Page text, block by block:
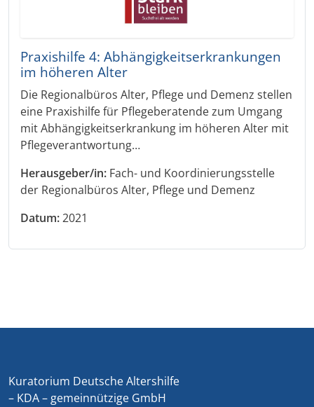
Praxishilfe 4: Abhängigkeitserkrankungen
im höheren Alter
Die Regionalbüros Alter, Pflege und Demenz stellen
eine Praxishilfe für Pflegeberatende zum Umgang
mit Abhängigkeitserkrankung im höheren Alter mit
Pflegeverantwortung…
Herausgeber/in: Fach- und Koordinierungsstelle
der Regionalbüros Alter, Pflege und Demenz
Datum:2021
Kuratorium Deutsche Altershilfe
– KDA – gemeinnützige GmbH